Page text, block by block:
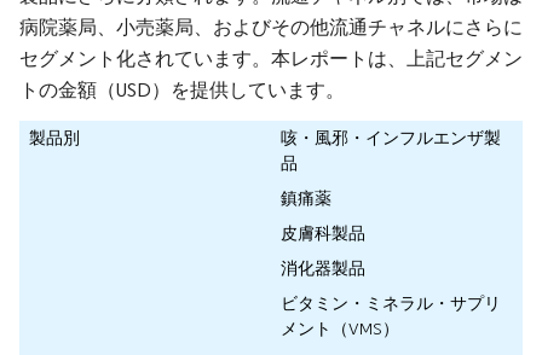
病院薬局、小売薬局、およびその他流通チャネルにさらに
セグメント化されています。本レポートは、上記セグメン
トの金額（USD）を提供しています。
製品別
咳・風邪・インフルエンザ製
品
鎮痛薬
皮膚科製品
消化器製品
ビタミン・ミネラル・サプリ
メント（VMS）